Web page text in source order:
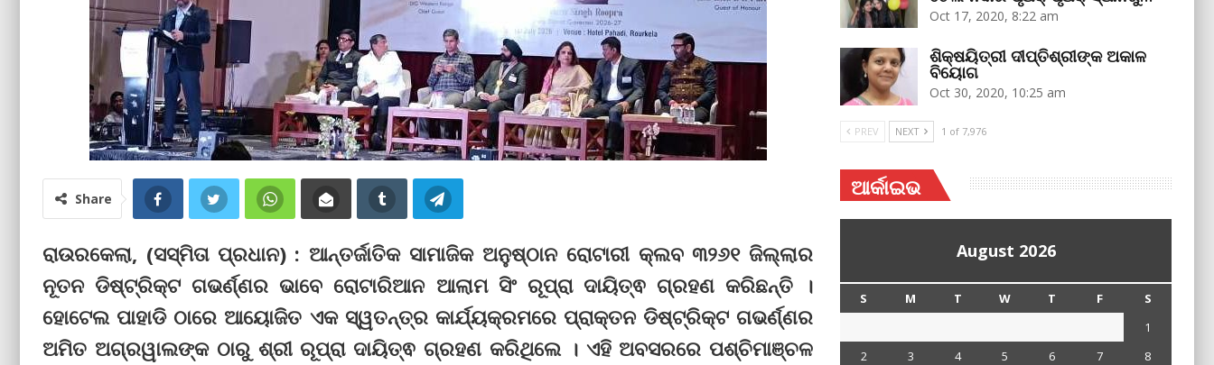
Share
ରାଉରକେଲା, (ସସ୍ମିତା ପ୍ରଧାନ) : ଆନ୍ତର୍ଜାତିକ ସାମାଜିକ ଅନୁଷ୍ଠାନ ରୋଟାରୀ କ୍ଲବ ୩୨୬୧ ଜିଲ୍ଲାର
ନୂତନ ଡିଷ୍ଟ୍ରିକ୍ଟ ଗଭର୍ଣ୍ଣର ଭାବେ ରୋଟାରିଆନ ଆଲାମ ସିଂ ରୂପ୍ରା ଦାୟିତ୍ଵ ଗ୍ରହଣ କରିଛନ୍ତି ।
ହୋଟେଲ ପାହାଡି ଠାରେ ଆୟୋଜିତ ଏକ ସ୍ୱତନ୍ତ୍ର କାର୍ଯ୍ୟକ୍ରମରେ ପ୍ରାକ୍ତନ ଡିଷ୍ଟ୍ରିକ୍ଟ ଗଭର୍ଣ୍ଣର
ଅମିତ ଅଗ୍ରୱାଲଙ୍କ ଠାରୁ ଶ୍ରୀ ରୂପ୍ରା ଦାୟିତ୍ଵ ଗ୍ରହଣ କରିଥିଲେ । ଏହି ଅବସରରେ ପଶ୍ଚିମାଞ୍ଚଳ
Oct 17, 2020, 8:22 am
ଶିକ୍ଷୟିତ୍ରୀ ଦୀପ୍ତିଶ୍ରୀଙ୍କ ଅକାଳ
ବିୟୋଗ
Oct 30, 2020, 10:25 am
PREV NEXT 1 of 7,976
ଆର୍କାଇଭ
August 2026
S M T W T F
S
1
2
3 4 5 6 7
8